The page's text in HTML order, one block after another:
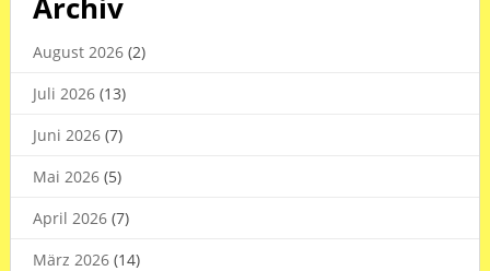
August 2026(2)
Juli 2026(13)
Juni 2026(7)
Mai 2026(5)
April 2026(7)
März 2026(14)